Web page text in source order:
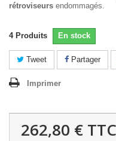
rétroviseurs endommagés.
4 Produits En stock
Tweet Partager
Imprimer
262,80 € TTC